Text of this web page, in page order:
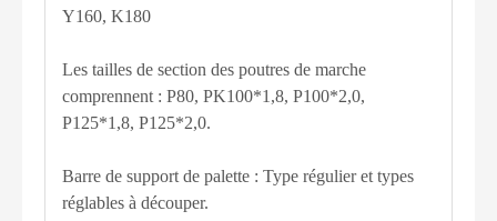
Y160, K180
Les tailles de section des poutres de marche
comprennent : P80, PK100*1,8, P100*2,0,
P125*1,8, P125*2,0.
Barre de support de palette : Type régulier et types
réglables à découper.